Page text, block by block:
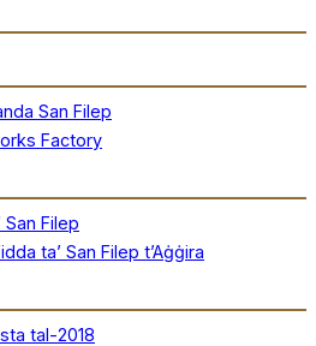
San Filep
Factory
Filep
ta’ San Filep t’Aġġira
tal-2018